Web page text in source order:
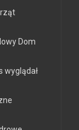
Dom
wyglądał